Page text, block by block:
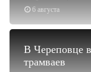
6 августа
В Череповце
трамваев